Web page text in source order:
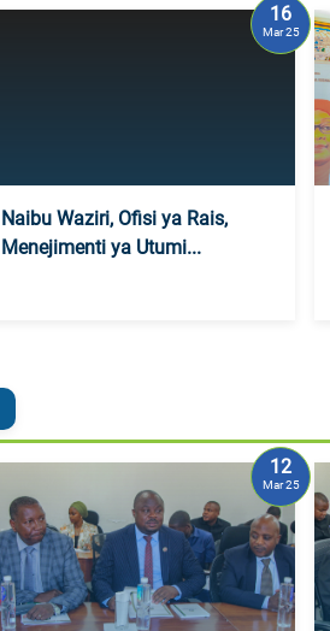
Naibu Waziri, Ofisi ya Rais,
Menejimenti ya Utumi...
16
Mar 25
12
Mar 25